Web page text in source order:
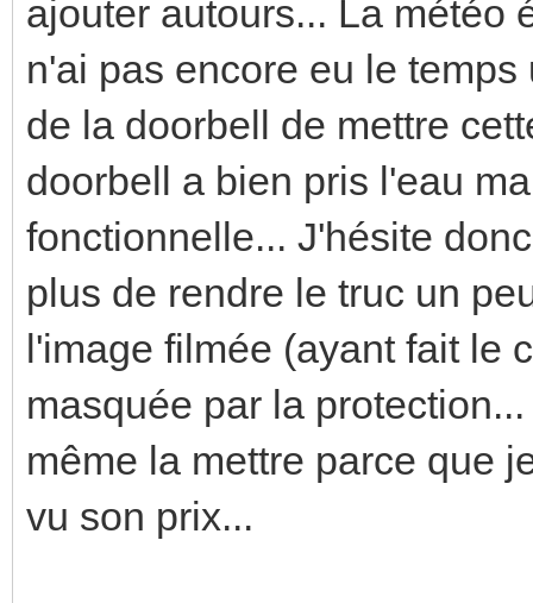
ajouter autours... La météo
n'ai pas encore eu le
de la doorbell de mettre
doorbell a bien pris l'eau
fonctionnelle... J'hésite
plus de rendre le truc un
l'image filmée (ayant fait le
masquée par la
même la mettre parce que
vu son prix...